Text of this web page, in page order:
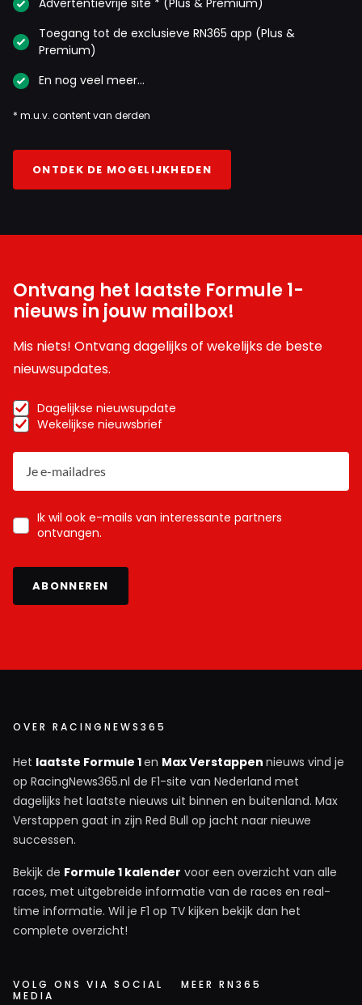
Advertentievrije site * (Plus & Premium)
Toegang tot de exclusieve RN365 app (Plus &
Premium)
En nog veel meer…
* m.u.v. content van derden
ONTDEK DE MOGELIJKHEDEN
Ontvang het laatste Formule 1-
nieuws in jouw mailbox!
Mis niets! Ontvang dagelijks of wekelijks de beste
nieuwsupdates.
Dagelijkse nieuwsupdate
Wekelijkse nieuwsbrief
Ik wil ook e-mails van interessante partners
ontvangen.
ABONNEREN
OVER RACINGNEWS365
Het laatste Formule 1en Max Verstappen nieuws vind je
op RacingNews365.nl de F1-site van Nederland met
dagelijks het laatste nieuws uit binnen en buitenland. Max
Verstappen gaat in zijn Red Bull op jacht naar nieuwe
successen.
Bekijk de Formule 1 kalender voor een overzicht van alle
races, met uitgebreide informatie van de races en real-
time informatie. Wil je F1 op TV kijken bekijk dan het
complete overzicht!
VOLG ONS VIA SOCIAL
MEDIA
MEER RN365